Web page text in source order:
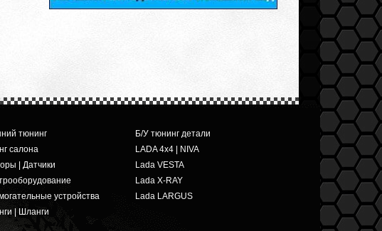
тюнинг
салона
| Датчики
устройства
| Шланги
Б/У тюнинг детали
LADA 4x4 | NIVA
Lada VESTA
Lada X-RAY
Lada LARGUS